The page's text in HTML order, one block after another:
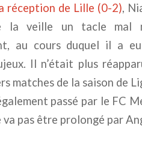
réception de Lille (0-2),
la veille un tacle mal
au cours duquel il a
Il n’était plus
matches de la saison de
passé par le FC
va pas être prolongé par